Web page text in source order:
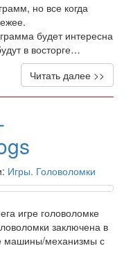
но все когда
будет интересна
в восторге…
Читать далее >>
Игры. Головоломки
игре головоломке
заключена в
машины/механизмы с